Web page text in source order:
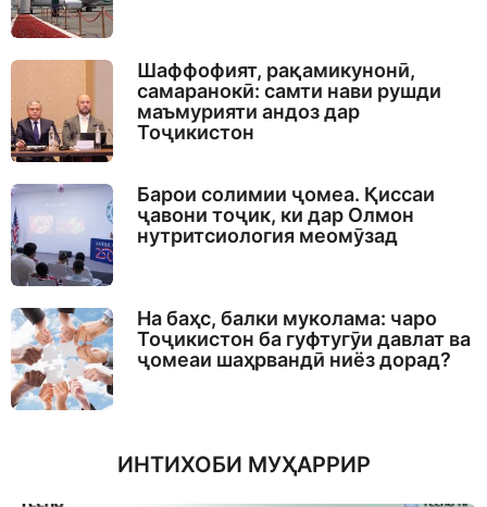
Шаффофият, рақамикунонӣ,
самаранокӣ: самти нави рушди
маъмурияти андоз дар
Тоҷикистон
Барои солимии ҷомеа. Қиссаи
ҷавони тоҷик, ки дар Олмон
нутритсиология меомӯзад
На баҳс, балки муколама: чаро
Тоҷикистон ба гуфтугӯи давлат ва
ҷомеаи шаҳрвандӣ ниёз дорад?
ИНТИХОБИ МУҲАРРИР